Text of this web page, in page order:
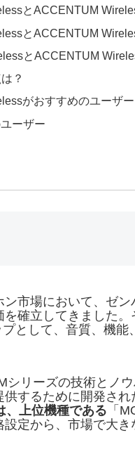
とACCENTUM
とACCENTUM
とACCENTUM
？
がおすすめのユーザー
ーザー
市場において、ゼ
確立してきました
として、音質、機能
リーズの技術とノ
するために開発され
、上位機種である 「
定から、市場で大き